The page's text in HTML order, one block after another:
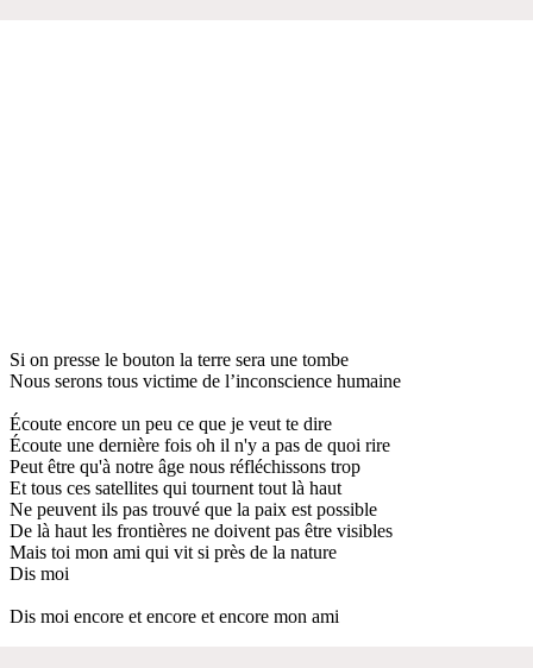
Si on presse le bouton la terre sera une tombe
Nous serons tous victime de l’inconscience humaine
Écoute encore un peu ce que je veut te dire
Écoute une dernière fois oh il n'y a pas de quoi rire
Peut être qu'à notre âge nous réfléchissons trop
Et tous ces satellites qui tournent tout là haut
Ne peuvent ils pas trouvé que la paix est possible
De là haut les frontières ne doivent pas être visibles
Mais toi mon ami qui vit si près de la nature
Dis moi
Dis moi encore et encore et encore mon ami